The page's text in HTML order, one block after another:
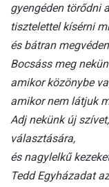
gyengéden törődni
tisztelettel kísérni
és bátran
Bocsáss meg
amikor közönybe
amikor nem látjuk
Adj nekünk új
választására,
és nagylelkű
Tedd Egyházadat